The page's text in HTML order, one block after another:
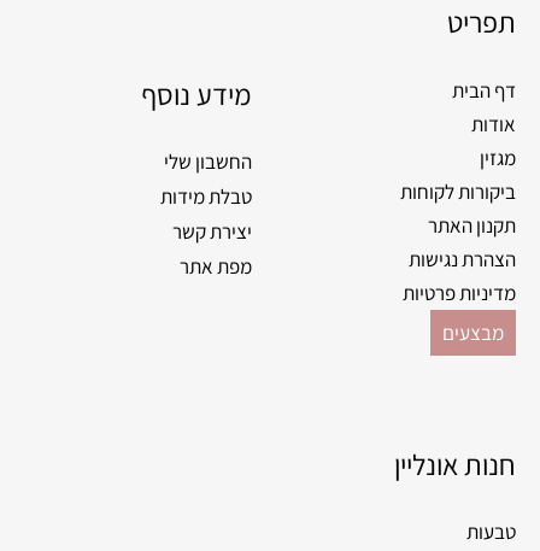
תפריט
דף הבית
אודות
מגזין
ביקורות לקוחות
תקנון האתר
הצהרת נגישות
מדיניות פרטיות
מבצעים
מידע נוסף
החשבון שלי
טבלת מידות
יצירת קשר
מפת אתר
חנות אונליין
טבעות